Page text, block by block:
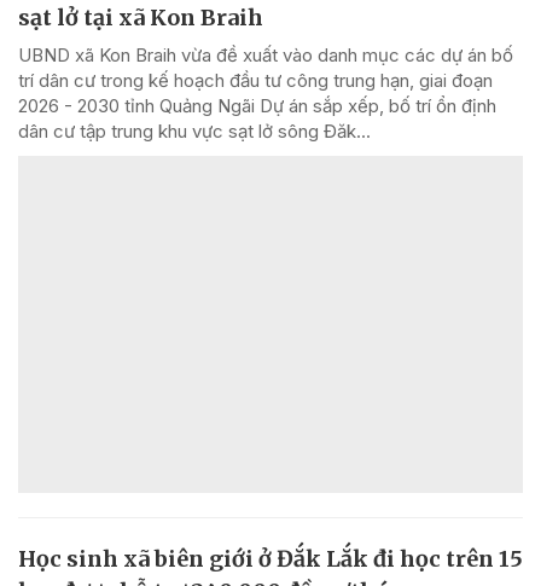
sạt lở tại xã Kon Braih
UBND xã Kon Braih vừa đề xuất vào danh mục các dự án bố
trí dân cư trong kế hoạch đầu tư công trung hạn, giai đoạn
2026 - 2030 tỉnh Quảng Ngãi Dự án sắp xếp, bố trí ổn định
dân cư tập trung khu vực sạt lở sông Đăk...
Học sinh xã biên giới ở Đắk Lắk đi học trên 15